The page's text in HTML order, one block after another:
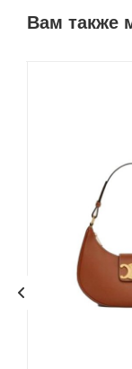
Вам также